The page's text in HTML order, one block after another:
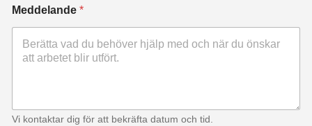
Meddelande *
Vi kontaktar dig för att bekräfta datum och tid.